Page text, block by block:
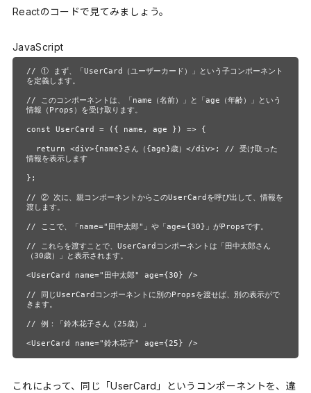
Reactのコードで見てみましょう。
JavaScript
// ① まず、「UserCard（ユーザーカード）」という子コンポーネント
を定義します。
// このコンポーネントは、「name（名前）」と「age（年齢）」という
情報（Props）を受け取ります。
const UserCard = ({ name, age }) => {
return <div>{name}さん（{age}歳）</div>; // 受け取った
情報を表示します
};
// ② 次に、親コンポーネントからこのUserCardを呼び出して、情報を
渡します。
// ここで、「name="田中太郎"」や「age={30}」がPropsです。
// これらを渡すことで、UserCardコンポーネントは「田中太郎さん
（30歳）」と表示されます。
<UserCard name="田中太郎" age={30} />
// 同じUserCardコンポーネントに別のPropsを渡せば、別の表示がで
きます。
// 例：「鈴木花子さん（25歳）」
<UserCard name="鈴木花子" age={25} />
これによって、同じ「UserCard」というコンポーネントを、違